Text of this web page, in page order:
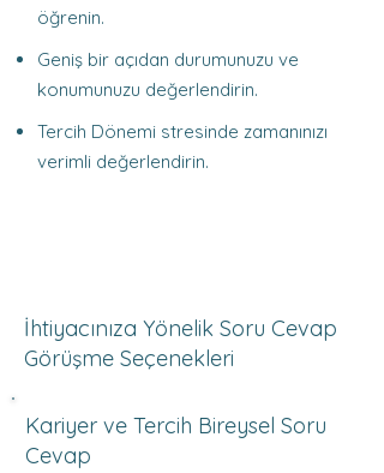
öğrenin.
Geniş bir açıdan durumunuzu ve
konumunuzu değerlendirin.
Tercih Dönemi stresinde zamanınızı
verimli değerlendirin.
İhtiyacınıza Yönelik Soru Cevap
Görüşme Seçenekleri
Kariyer ve Tercih Bireysel Soru
Cevap